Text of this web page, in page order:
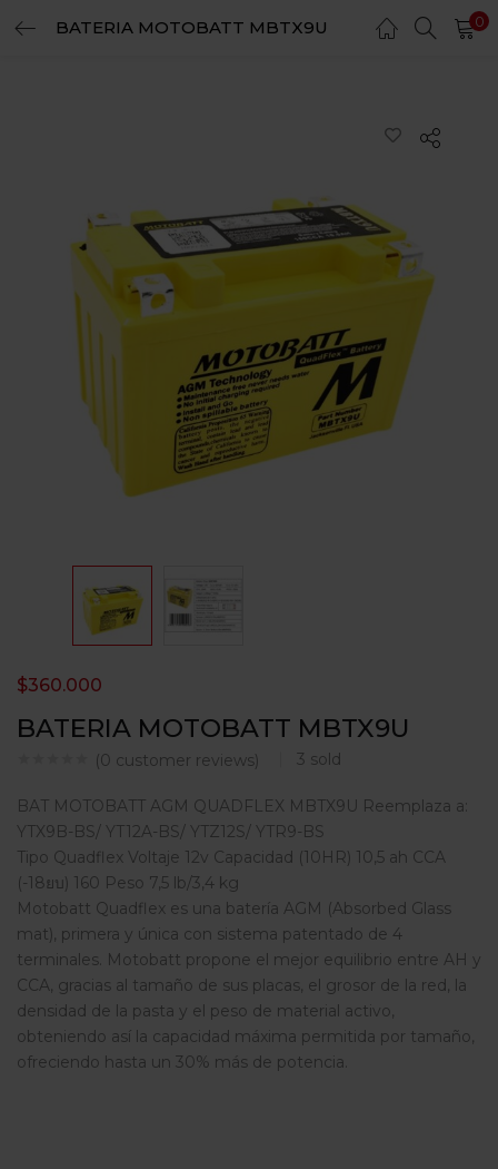
BATERIA MOTOBATT MBTX9U 0
BATERIA MOTOBATT MBTX9U
(0 customer reviews) 3 sold
$360.000
BAT MOTOBATT AGM QUADFLEX MBTX9U Reemplaza a:
YTX9B-BS/ YT12A-BS/ YTZ12S/ YTR9-BS
Tipo Quadflex Voltaje 12v Capacidad (10HR) 10,5 ah CCA
(-18ยบ) 160 Peso 7,5 lb/3,4 kg
Motobatt Quadflex es una batería AGM (Absorbed Glass
mat), primera y única con sistema patentado de 4
terminales. Motobatt propone el mejor equilibrio entre AH y
CCA, gracias al tamaño de sus placas, el grosor de la red, la
densidad de la pasta y el peso de material activo,
obteniendo así la capacidad máxima permitida por tamaño,
ofreciendo hasta un 30% más de potencia.
LOGIN REGISTER
Remember me